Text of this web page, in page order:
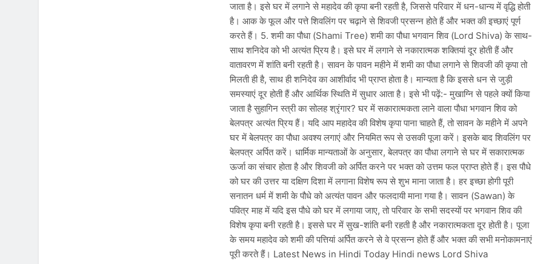
जाता है। इसे घर में लगाने से महादेव की कृपा बनी रहती है, जिससे परिवार में धन-धान्य में वृद्धि होती
है। आक के फूल और पत्ते शिवलिंग पर चढ़ाने से शिवजी प्रसन्न होते हैं और भक्त की इच्छाएं पूर्ण
करते हैं। 5. शमी का पौधा (Shami Tree) शमी का पौधा भगवान शिव (Lord Shiva) के साथ-
साथ शनिदेव को भी अत्यंत प्रिय है। इसे घर में लगाने से नकारात्मक शक्तियां दूर होती हैं और
वातावरण में शांति बनी रहती है। सावन के पावन महीने में शमी का पौधा लगाने से शिवजी की कृपा तो
मिलती ही है, साथ ही शनिदेव का आशीर्वाद भी प्राप्त होता है। मान्यता है कि इससे धन से जुड़ी
समस्याएं दूर होती हैं और आर्थिक स्थिति में सुधार आता है। इसे भी पढ़ें:- मुखाग्नि से पहले क्यों किया
जाता है सुहागिन स्त्री का सोलह श्रृंगार? घर में सकारात्मकता लाने वाला पौधा भगवान शिव को
बेलपत्र अत्यंत प्रिय हैं। यदि आप महादेव की विशेष कृपा पाना चाहते हैं, तो सावन के महीने में अपने
घर में बेलपत्र का पौधा अवश्य लगाएं और नियमित रूप से उसकी पूजा करें। इसके बाद शिवलिंग पर
बेलपत्र अर्पित करें। धार्मिक मान्यताओं के अनुसार, बेलपत्र का पौधा लगाने से घर में सकारात्मक
ऊर्जा का संचार होता है और शिवजी को अर्पित करने पर भक्त को उत्तम फल प्राप्त होते हैं। इस पौधे
को घर की उत्तर या दक्षिण दिशा में लगाना विशेष रूप से शुभ माना जाता है। हर इच्छा होगी पूरी
सनातन धर्म में शमी के पौधे को अत्यंत पावन और फलदायी माना गया है। सावन (Sawan) के
पवित्र माह में यदि इस पौधे को घर में लगाया जाए, तो परिवार के सभी सदस्यों पर भगवान शिव की
विशेष कृपा बनी रहती है। इससे घर में सुख-शांति बनी रहती है और नकारात्मकता दूर होती है। पूजा
के समय महादेव को शमी की पत्तियां अर्पित करने से वे प्रसन्न होते हैं और भक्त की सभी मनोकामनाएं
पूरी करते हैं। Latest News in Hindi Today Hindi news Lord Shiva